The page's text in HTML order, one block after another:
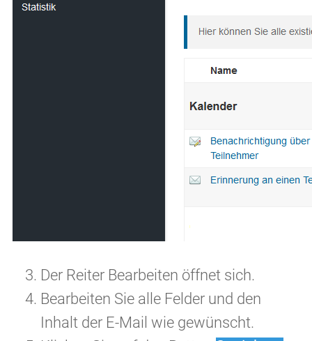
Der Reiter Bearbeiten öffnet sich.
Bearbeiten Sie alle Felder und den
Inhalt der E-Mail wie gewünscht.